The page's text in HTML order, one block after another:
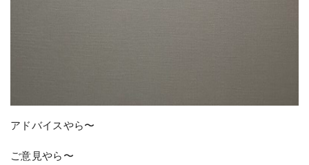
アドバイスやら〜
ご意見やら〜